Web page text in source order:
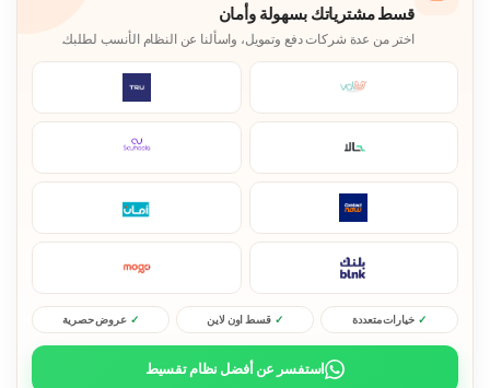
قسط مشترياتك بسهولة وأمان
اختر من عدة شركات دفع وتمويل، واسألنا عن النظام الأنسب لطلبك.
خيارات متعددة قسط اون لاين عروض حصرية
استفسر عن أفضل نظام تقسيط